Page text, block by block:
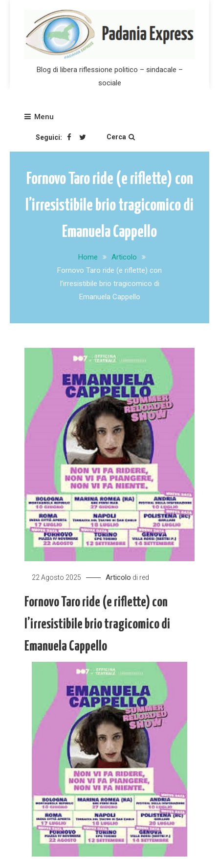
Blog di libera riflessione politico – sindacale –
sociale
Menu
Seguici: Cerca
Fornovo Taro ride (e riflette) con
l’irresistibile brio tragicomico di
Emanuela Cappello
Home
Articolo
Fornovo Taro ride (e riflette) con
l’irresistibile brio tragicomico di
Emanuela Cappello
22 Agosto 2025 Articolo di red
Fornovo Taro ride (e riflette) con
l’irresistibile brio tragicomico di
Emanuela Cappello